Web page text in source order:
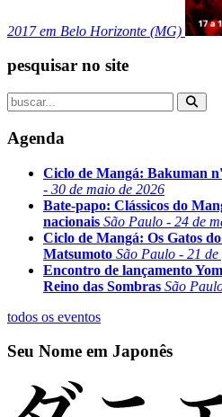
2017 em Belo Horizonte (MG)
pesquisar no site
Agenda
Ciclo de Mangá: Bakuman
- 30 de maio de 2026
Bate-papo: Clássicos do
nacionais São Paulo - 24 de
Ciclo de Mangá: Os Gatos
Matsumoto São Paulo - 21
Encontro de lançamento
Reino das Sombras São
todos os eventos
Seu Nome em Japonês